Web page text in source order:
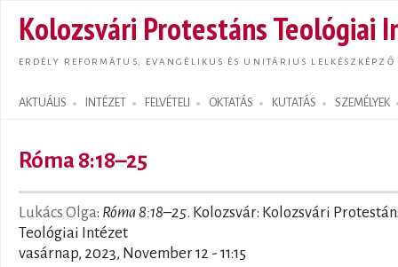
Kolozsvári Protestáns Teológiai
ERDÉLY REFORMÁTUS, EVANGÉLIKUS ÉS UNITÁRIUS LELKÉSZKÉPZŐ
AKTUÁLIS INTÉZET FELVÉTELI OKTATÁS KUTATÁS SZEMÉLYEK
Search form
Róma 8:18–25
Lukács Olga: Róma 8:18–25. Kolozsvár: Kolozsvári
Teológiai Intézet
vasárnap, 2023, November 12 - 11:15